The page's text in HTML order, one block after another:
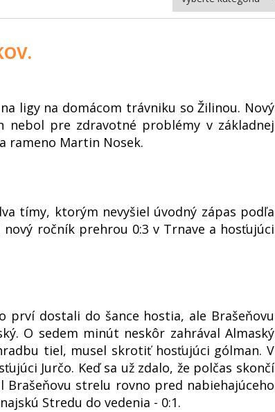
ligy na domácom trávniku so Žilinou. Nový
nebol pre zdravotné problémy v základnej
rameno Martin Nosek.
tímy, ktorým nevyšiel úvodný zápas podľa
ročník prehrou 0:3 v Trnave a hosťujúci
prví dostali do šance hostia, ale Brašeňovu
O sedem minút neskôr zahrával Almaský
tiel, musel skrotiť hosťujúci gólman. V
Jurčo. Keď sa už zdalo, že polčas skončí
strelu rovno pred nabiehajúceho
Stredu do vedenia - 0:1.